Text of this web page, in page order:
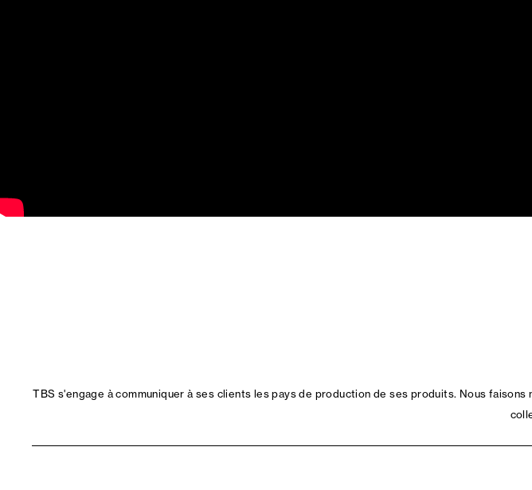
TBS s'engage à communiquer à ses clients les pays de production de ses produits. Nous